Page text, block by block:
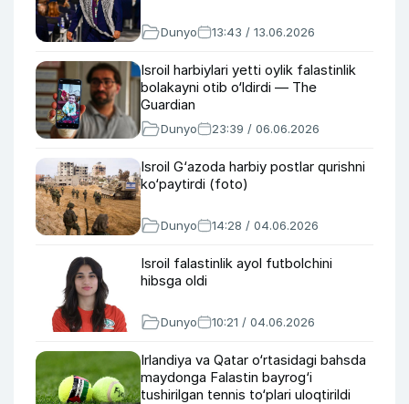
Dunyo 13:43 / 13.06.2026
Isroil harbiylari yetti oylik falastinlik
bolakayni otib o‘ldirdi — The
Guardian
Dunyo 23:39 / 06.06.2026
Isroil G‘azoda harbiy postlar qurishni
ko‘paytirdi (foto)
Dunyo 14:28 / 04.06.2026
Isroil falastinlik ayol futbolchini
hibsga oldi
Dunyo 10:21 / 04.06.2026
Irlandiya va Qatar o‘rtasidagi bahsda
maydonga Falastin bayrog‘i
tushirilgan tennis to‘plari uloqtirildi